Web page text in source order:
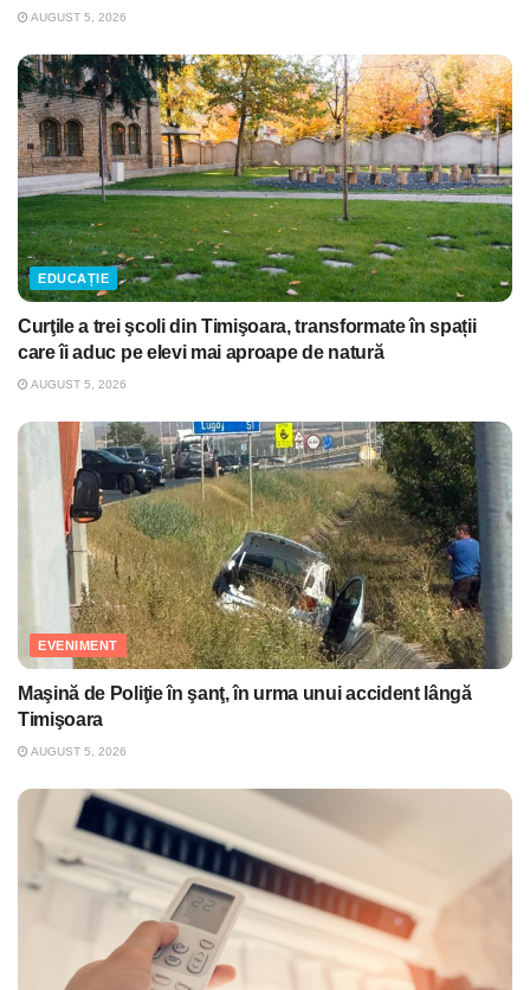
AUGUST 5, 2026
EDUCAȚIE
Curţile a trei şcoli din Timişoara, transformate în spații
care îi aduc pe elevi mai aproape de natură
AUGUST 5, 2026
EVENIMENT
Maşină de Poliţie în şanţ, în urma unui accident lângă
Timişoara
AUGUST 5, 2026